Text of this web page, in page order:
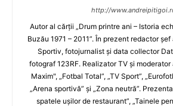
http://
Autor al cărţii „Drum printre ani – Istoria
Buzău 1971 – 2011”. În prezent redactor
Sportiv, fotojurnalist şi data collector
fotograf 123RF. Realizator TV şi
Maxim", „Fotbal Total”, „TV Sport”,
„Arena sportivă” şi „Zona neutră”.
spatele uşilor de restaurant”, „Tainele